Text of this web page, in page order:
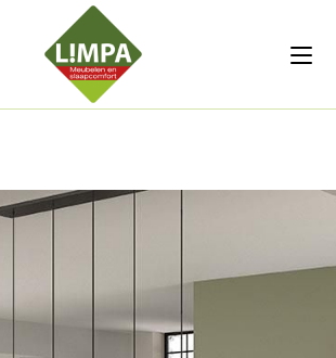
Regenschut
Fettsauren Dekemax Kapselmed
Netzfenste Insektensc